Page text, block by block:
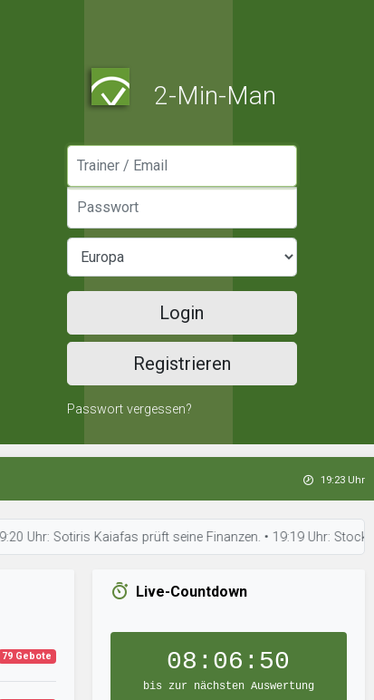
2-Min-Man
Login
Registrieren
Passwort vergessen?
19:23 Uhr
Kaiafas prüft seine Finanzen. • 19:19 Uhr: Stockholm
79 Gebote
Live-Countdown
08:06:49
bis zur nächsten Auswertung